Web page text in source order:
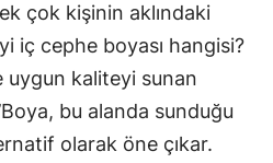
çok kişinin aklındaki
iç cephe boyası hangisi?
uygun kaliteyi sunan
bu alanda sunduğu
olarak öne çıkar.